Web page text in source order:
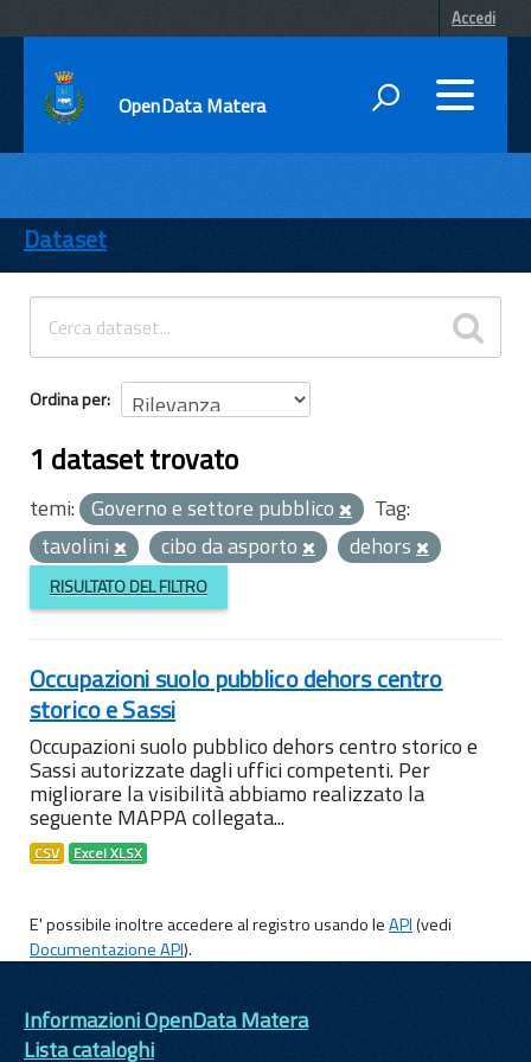
Accedi
OpenData Matera
ENTI
TEMI
INFORMAZIONI
Dataset
Ordina per
1 dataset trovato
temi: Governo e settore pubblico
Tag:
tavolini
cibo da asporto dehors
RISULTATO DEL FILTRO
Occupazioni suolo pubblico dehors centro
storico e Sassi
Occupazioni suolo pubblico dehors centro storico e
Sassi autorizzate dagli uffici competenti. Per
migliorare la visibilità abbiamo realizzato la
seguente MAPPA collegata...
CSV Excel XLSX
E' possibile inoltre accedere al registro usando leAPI(vedi
Documentazione API).
Informazioni OpenData Matera
Lista cataloghi